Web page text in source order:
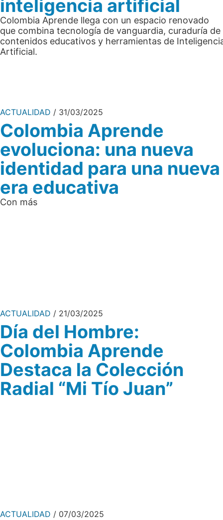
inteligencia artificial
Colombia Aprende llega con un espacio renovado
que combina tecnología de vanguardia, curaduría de
contenidos educativos y herramientas de
Artificial.
ACTUALIDAD 31/03/2025
Colombia Aprende
evoluciona: una nueva
identidad para una nueva
era educativa
Con más
ACTUALIDAD 21/03/2025
Día del Hombre:
Colombia Aprende
Destaca la Colección
Radial “Mi Tío Juan”
ACTUALIDAD 07/03/2025